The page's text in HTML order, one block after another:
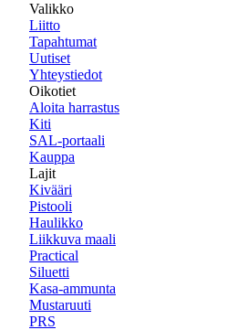
Valikko
Liitto
Tapahtumat
Uutiset
Yhteystiedot
Oikotiet
Aloita harrastus
Kiti
SAL-portaali
Kauppa
Lajit
Kivääri
Pistooli
Haulikko
Liikkuva maali
Practical
Siluetti
Kasa-ammunta
Mustaruuti
PRS